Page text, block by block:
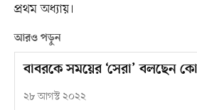
প্রথম অধ্যায়।
আরও পড়ুন
বাবরকে সময়ের ‘সেরা’ বলছেন
২৮ আগস্ট ২০২২